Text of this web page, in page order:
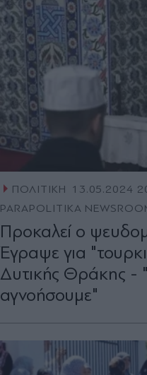
ΠΟΛΙΤΙΚΗ
13.05.2024
PARAPOLITIKA
Προκαλεί ο
Έγραψε για
Δυτικής Θράκης -
αγνοήσουμε"